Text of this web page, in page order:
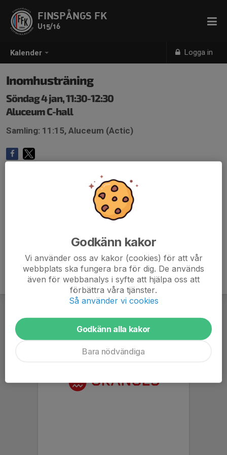
Kalender Logga in
FINSPÅNGS FK
U15/16
Inomhusträning
Söndag 4 jan, 11:30-12:30
Aluceum C-hall
Samling: 11:15, Aluceum (Actic)
Godkänn kakor
Vi använder oss av kakor (cookies) för att vår
webbplats ska fungera bra för dig. De används
även för webbanalys i syfte att hjälpa oss att
förbättra våra tjänster.
Så använder vi cookies
Godkänn alla kakor
Bara nödvändiga